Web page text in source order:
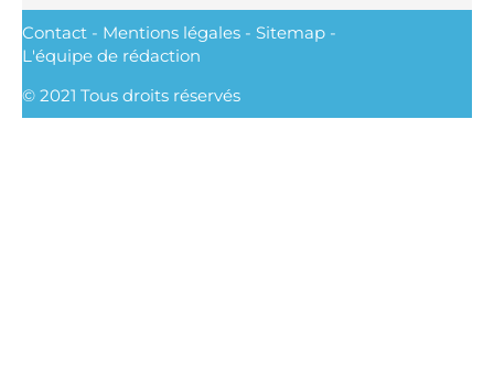
Contact - Mentions légales - Sitemap -
L'équipe de rédaction
© 2021 Tous droits réservés